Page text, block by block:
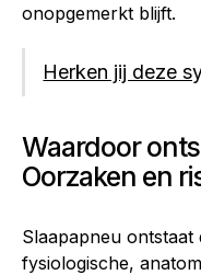
onopgemerkt blijft.
Herken jij deze
Waardoor
Oorzaken en
Slaapapneu
fysiologische,